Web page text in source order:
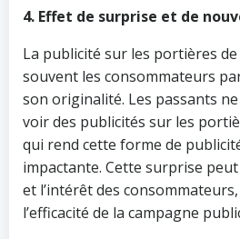
4. Effet de surprise et de
La publicité sur les portières
souvent les consommateurs
son originalité. Les passants
voir des publicités sur les
qui rend cette forme de
impactante. Cette surprise
et l’intérêt des
l’efficacité de la campagne